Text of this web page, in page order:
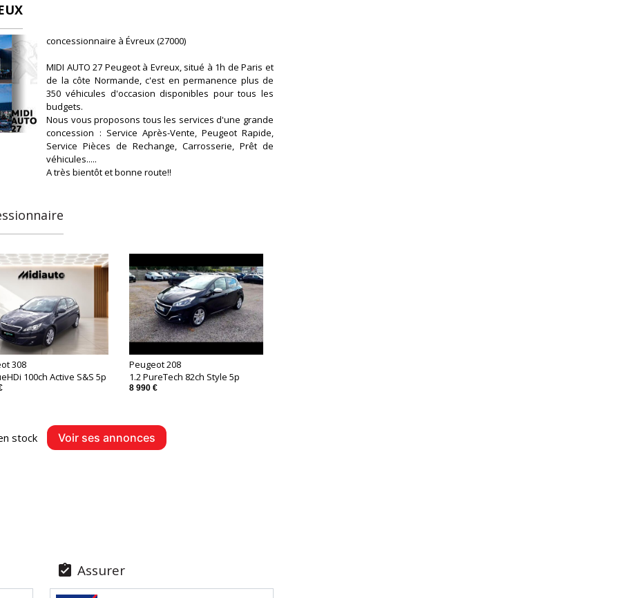
concessionnaire à Évreux (27000)
MIDI AUTO 27 Peugeot à Evreux, situé à 1h de Paris et
de la côte Normande, c'est en permanence plus de
350 véhicules d'occasion disponibles pour tous les
budgets.
Nous vous proposons tous les services d'une grande
concession : Service Après-Vente, Peugeot Rapide,
Service Pièces de Rechange, Carrosserie, Prêt de
véhicules.....
A très bientôt et bonne route!!
308
100ch Active S&S 5p
Peugeot 208
1.2 PureTech 82ch Style 5p
8 990 €
stock Voir ses annonces
 Assurer